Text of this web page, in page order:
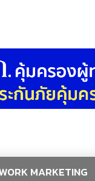
MARKETING